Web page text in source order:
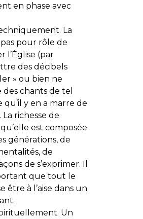
en phase avec
La
pour rôle de
l’Église (par
des décibels
» ou bien ne
chants de tel
qu’il y en a marre de
richesse de
qu’elle est composée
générations, de
de
de s’exprimer. Il
que tout le
être à l’aise dans un
Un